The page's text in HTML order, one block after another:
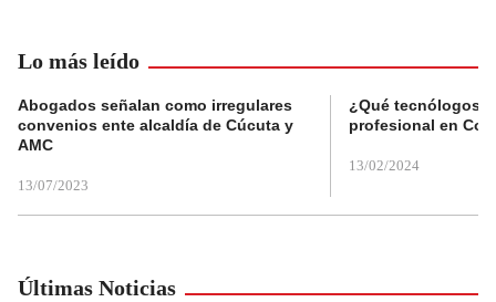
Lo más leído
Abogados señalan como irregulares
convenios ente alcaldía de Cúcuta y
AMC
13/07/2023
¿Qué tecnólogos
profesional en
13/02/2024
Últimas Noticias